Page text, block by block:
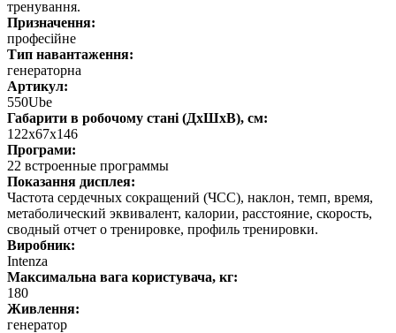
тренування.
Призначення:
професійне
Тип навантаження:
генераторна
Артикул:
550Ube
Габарити в робочому стані (ДхШхВ), см:
122х67х146
Програми:
22 встроенные программы
Показання дисплея:
Частота сердечных сокращений (ЧСС), наклон, темп, время,
метаболический эквивалент, калории, расстояние, скорость,
сводный отчет о тренировке, профиль тренировки.
Виробник:
Intenza
Максимальна вага користувача, кг:
180
Живлення:
генератор